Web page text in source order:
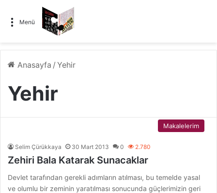
Menü
Anasayfa / Yehir
Yehir
Makalelerim
Selim Çürükkaya 30 Mart 2013 0 2.780
Zehiri Bala Katarak Sunacaklar
Devlet tarafından gerekli adımların atılması, bu temelde yasal
ve olumlu bir zeminin yaratılması sonucunda güçlerimizin geri